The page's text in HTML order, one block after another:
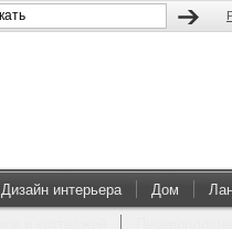
Дизайн интерьера Дом